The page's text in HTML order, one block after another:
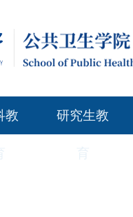
教 研究生教